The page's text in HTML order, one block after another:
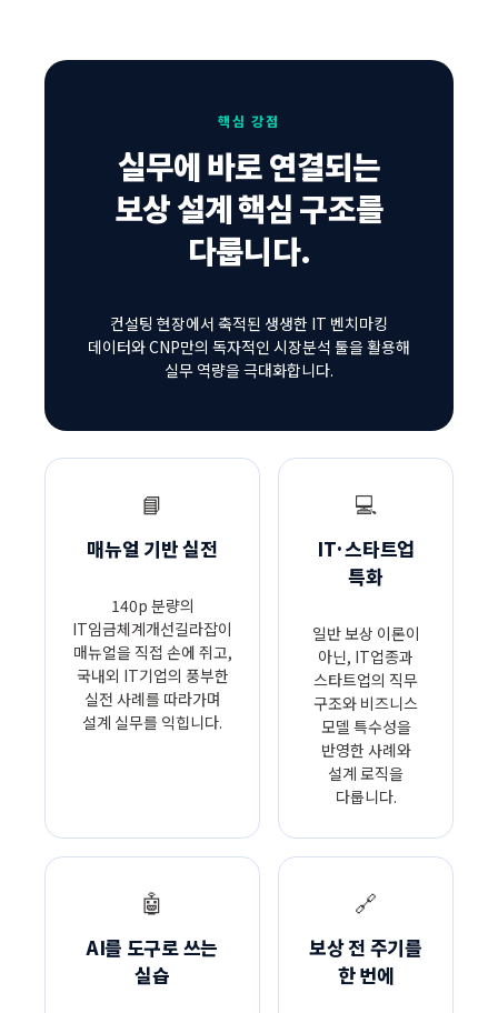
핵심 강점
실무에 바로 연결되는
보상 설계 핵심 구조를
다룹니다.
컨설팅 현장에서 축적된 생생한 IT 벤치마킹
데이터와 CNP만의 독자적인 시장분석 툴을 활용해
실무 역량을 극대화합니다.
📘
매뉴얼 기반 실전
140p 분량의
IT임금체계개선길라잡이
매뉴얼을 직접 손에 쥐고,
국내외 IT기업의 풍부한
실전 사례를 따라가며
설계 실무를 익힙니다.
💻
IT·스타트업
특화
일반 보상 이론이
아닌, IT업종과
스타트업의 직무
구조와 비즈니스
모델 특수성을
반영한 사례와
설계 로직을
다룹니다.
🤖
AI를 도구로 쓰는
실습
🔗
보상 전 주기를
한 번에